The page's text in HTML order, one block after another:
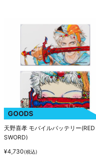
GOODS
天野喜孝 モバイルバッテリー(RED
SWORD)
¥4,730(税込)